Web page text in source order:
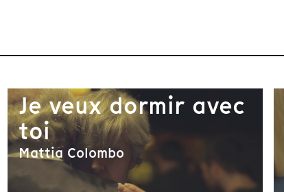
Je veux dormir avec
toi
Mattia Colombo